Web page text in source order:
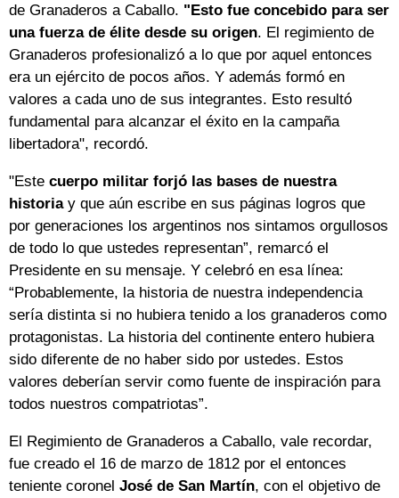
de Granaderos a Caballo. "Esto fue concebido para ser
una fuerza de élite desde su origen. El regimiento de
Granaderos profesionalizó a lo que por aquel entonces
era un ejército de pocos años. Y además formó en
valores a cada uno de sus integrantes. Esto resultó
fundamental para alcanzar el éxito en la campaña
libertadora", recordó.
"Este cuerpo militar forjó las bases de nuestra
historiay que aún escribe en sus páginas logros que
por generaciones los argentinos nos sintamos orgullosos
de todo lo que ustedes representan”, remarcó el
Presidente en su mensaje. Y celebró en esa línea:
“Probablemente, la historia de nuestra independencia
sería distinta si no hubiera tenido a los granaderos como
protagonistas. La historia del continente entero hubiera
sido diferente de no haber sido por ustedes. Estos
valores deberían servir como fuente de inspiración para
todos nuestros compatriotas”.
El Regimiento de Granaderos a Caballo, vale recordar,
fue creado el 16 de marzo de 1812 por el entonces
teniente coronel José de San Martín, con el objetivo de